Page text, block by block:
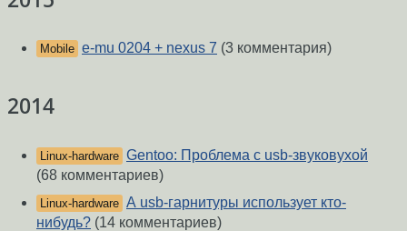
Mobile e-mu 0204 + nexus 7 (3 комментария)
2014
Linux-hardware Gentoo: Проблема с usb-звуковухой
(68 комментариев)
Linux-hardware А usb-гарнитуры использует кто-
нибудь? (14 комментариев)